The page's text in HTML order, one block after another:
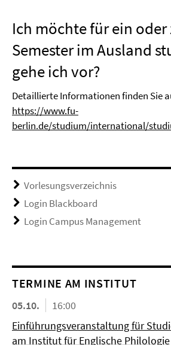
Ich möchte für ein oder
Semester im Ausland
gehe ich vor?
Detaillierte Informationen finden Sie
https://www.fu-
berlin.de/studium/international/
Vorlesungsverzeichnis
Login Blackboard
Login Campus Management
TERMINE AM INSTITUT
05.10.
16:00
Einführungsveranstaltung für
am Institut für Englische Philologie